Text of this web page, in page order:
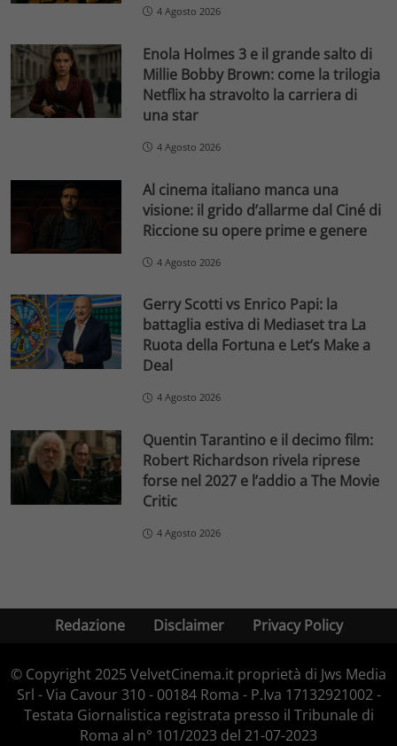
4 Agosto 2026
Enola Holmes 3 e il grande salto di
Millie Bobby Brown: come la trilogia
Netflix ha stravolto la carriera di
una star
4 Agosto 2026
Al cinema italiano manca una
visione: il grido d’allarme dal Ciné di
Riccione su opere prime e genere
4 Agosto 2026
Gerry Scotti vs Enrico Papi: la
battaglia estiva di Mediaset tra La
Ruota della Fortuna e Let’s Make a
Deal
4 Agosto 2026
Quentin Tarantino e il decimo film:
Robert Richardson rivela riprese
forse nel 2027 e l’addio a The Movie
Critic
4 Agosto 2026
Redazione Disclaimer Privacy Policy
© Copyright 2025 VelvetCinema.it proprietà di Jws Media
Srl - Via Cavour 310 - 00184 Roma - P.Iva 17132921002 -
Testata Giornalistica registrata presso il Tribunale di
Roma al n° 101/2023 del 21-07-2023